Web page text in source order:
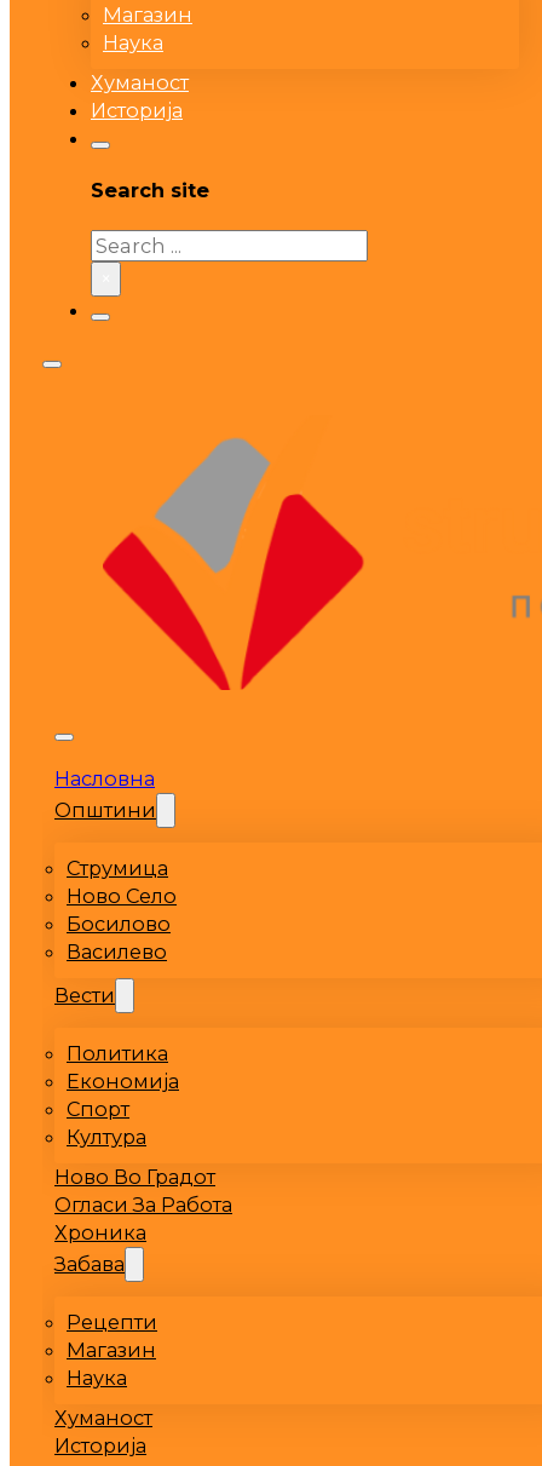
Магазин
Наука
Хуманост
Историја
Search site
Search
Насловна
Општини
Струмица
Ново Село
Босилово
Василево
Вести
Политика
Економија
Спорт
Култура
Ново Во Градот
Огласи За Работа
Хроника
Забава
Рецепти
Магазин
Наука
Хуманост
Историја